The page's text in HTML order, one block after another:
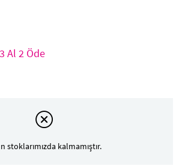
Al 2 Öde
stoklarımızda kalmamıştır.